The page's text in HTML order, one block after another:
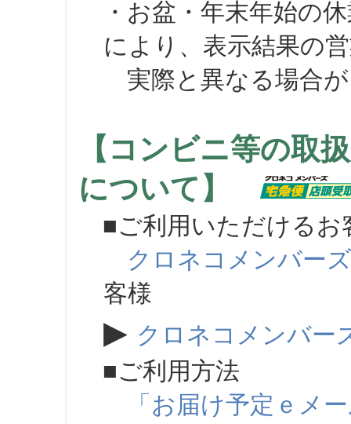
・お盆・年末年始の
により、表示結果の
実際と異なる場合が
【コンビニ等の取
について】
■ご利用いただけるお
クロネコメンバーズ
客様
▶ クロネコメンバー
■ご利用方法
「お届け予定ｅメ